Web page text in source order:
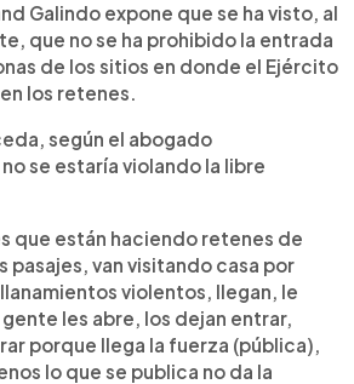
Galindo expone que se ha visto, al
que no se ha prohibido la entrada
de los sitios en donde el Ejército
los retenes.
según el abogado
se estaría violando la libre
que están haciendo retenes de
pasajes, van visitando casa por
violentos, llegan, le
les abre, los dejan entrar,
porque llega la fuerza (pública),
lo que se publica no da la